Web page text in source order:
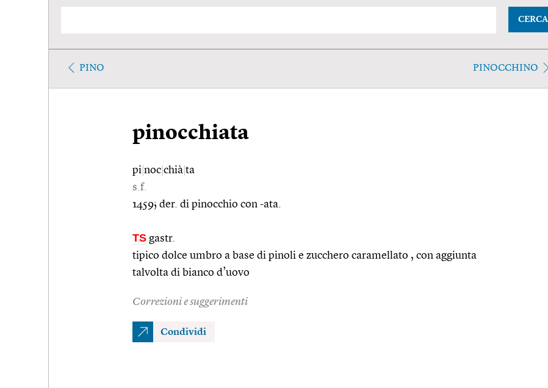
CERCA
PINO PINOCCHINO
pinocchiata
pi noc chià ta
s.f.
1459; der. di pinocchio con -ata.
TS gastr.
tipico dolce umbro a base di pinoli e zucchero caramellato , con aggiunta
talvolta di bianco d’uovo
Correzioni e suggerimenti
Condividi